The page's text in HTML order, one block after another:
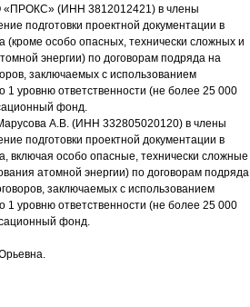
«ПРОКС» (ИНН 3812012421) в члены
подготовки проектной документации в
(кроме особо опасных, технически сложных и
энергии) по договорам подряда на
заключаемых с использованием
1 уровню ответственности (не более 25 000
фонд.
А.В. (ИНН 332805020120) в члены
подготовки проектной документации в
включая особо опасные, технически сложные
атомной энергии) по договорам подряда
заключаемых с использованием
1 уровню ответственности (не более 25 000
фонд.